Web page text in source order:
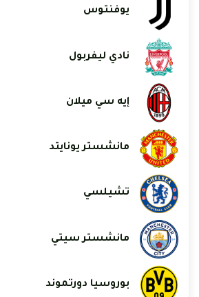
يوفنتوس
نادي ليفربول
إيه سي ميلان
مانشستر يونايتد
تشيلسي
مانشستر سيتي
بوروسيا دورتموند